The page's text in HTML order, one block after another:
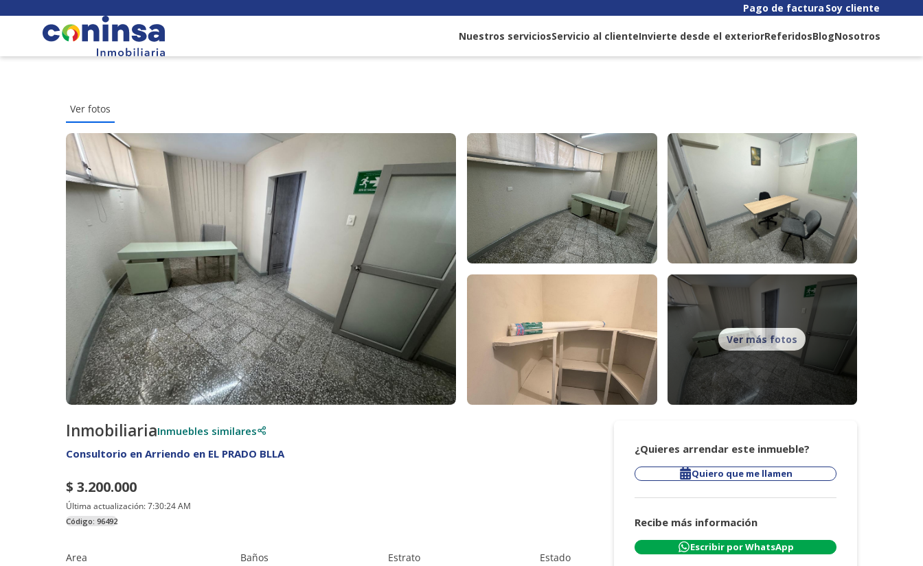
Pago de factura Soy cliente
Nuestros serviciosServicio al clienteInvierte desde el exteriorReferidosBlogNosotros
Ver fotos
Ver más fotos
InmobiliariaInmuebles similares
Consultorio en Arriendo en EL PRADO BLLA
$ 3.200.000
Última actualización:7:30:24 AM
Código: 96492
Area Baños Estrato Estado
¿Quieres arrendar este inmueble?
Quiero que me llamen
Recibe más información
Escribir por WhatsApp